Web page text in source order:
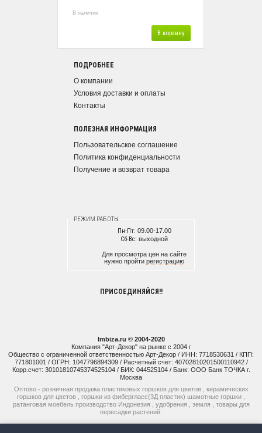
В наличии
В корзину
ПОДРОБНЕЕ
О компании
Условия доставки и оплаты
Контакты
ПОЛЕЗНАЯ ИНФОРМАЦИЯ
Пользовательское соглашение
Политика конфиденциальности
Получение и возврат товара
РЕЖИМ РАБОТЫ
Пн-Пт: 09.00-17.00
Сб-Вс: выходной
Для просмотра цен на сайте
нужно пройти регистрацию
ПРИСОЕДИНЯЙСЯ!!
Imbiza.ru © 2004-2020
Компания "Арт-Декор" на рынке с 2004 г
Общество с ограниченной ответственностью Арт-Декор / ИНН: 7718530631 / КПП:
771801001 / ОГРН: 1047796894309 / Расчетный счет: 40702810201500110942 /
Корр.счет: 30101810745374525104 / БИК: 044525104 / Банк: ООО Банк ТОЧКА г.
Москва
Оптово - розничная продажа пластиковых горшков для цветов , керамических
горшков для цветов , горшки из фибергласс(3Д пластик) шамотные горшки ,
ратанговая моебель производство Индонезия , удобрения , земля , товары для
пересадки растений.